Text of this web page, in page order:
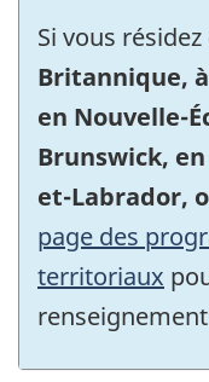
Si vous résidez
Britannique,
en Nouvelle-
Brunswick,
et-Labrador,
page des
territoriaux